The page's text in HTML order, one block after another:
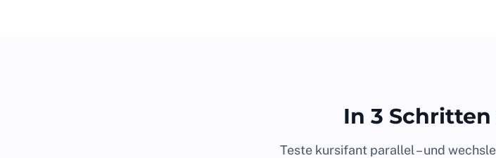
In 3
Teste kursifant parallel – und